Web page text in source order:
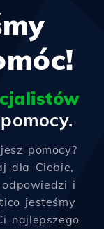
pomocy?
dla Ciebie,
i
jesteśmy
najlepszego